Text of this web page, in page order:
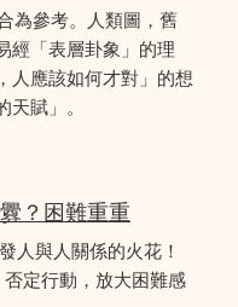
為參考。人類圖，舊
經「表層卦象」的理
人應該如何才對」的想
賦」。
？困難重重
人與人關係的火花！
定行動，放大困難感